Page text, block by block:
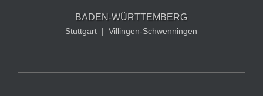
BADEN-WÜRTTEMBERG
Stuttgart | Villingen-Schwenningen